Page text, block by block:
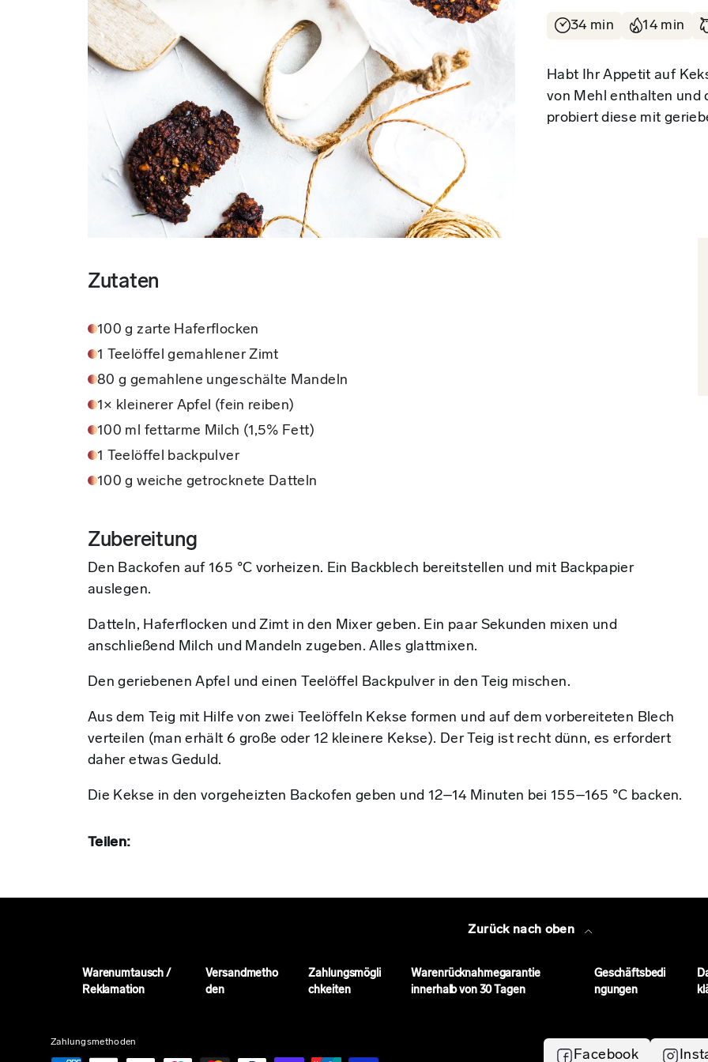
34 min 14 min
Habt Ihr Appetit auf
von Mehl enthalten und
probiert diese mit
Zutaten
100 g zarte Haferflocken
1 Teelöffel gemahlener Zimt
80 g gemahlene ungeschälte Mandeln
1× kleinerer Apfel (fein reiben)
100 ml fettarme Milch (1,5% Fett)
1 Teelöffel backpulver
100 g weiche getrocknete Datteln
Zubereitung
Den Backofen auf 165 °C vorheizen. Ein Backblech bereitstellen und mit Backpapier
auslegen.
Datteln, Haferflocken und Zimt in den Mixer geben. Ein paar Sekunden mixen und
anschließend Milch und Mandeln zugeben. Alles glattmixen.
Den geriebenen Apfel und einen Teelöffel Backpulver in den Teig mischen.
Aus dem Teig mit Hilfe von zwei Teelöffeln Kekse formen und auf dem vorbereiteten Blech
verteilen (man erhält 6 große oder 12 kleinere Kekse). Der Teig ist recht dünn, es erfordert
daher etwas Geduld.
Die Kekse in den vorgeheizten Backofen geben und 12–14 Minuten bei 155–165 °C backen.
Teilen:
Zurück nach oben
Warenumtausch /
Reklamation
Versandmetho
den
Zahlungsmögli
chkeiten
Warenrücknahmegarantie
innerhalb von 30 Tagen
Geschäftsbedi
ngungen
Zahlungsmethoden
Facebook